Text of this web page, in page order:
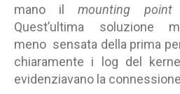
mano ilmounting point
Quest’ultima soluzione
meno sensata della prima
chiaramente i log del
evidenziavano la